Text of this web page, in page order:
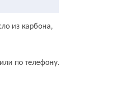
из карбона,
по телефону.